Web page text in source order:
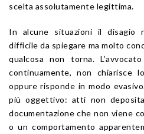
scelta assolutamente legittima.
In alcune situazioni il disagio
difficile da spiegare ma molto
qualcosa non torna.
continuamente, non chiarisce
oppure risponde in modo
più oggettivo: atti non
documentazione che non viene
o un comportamento